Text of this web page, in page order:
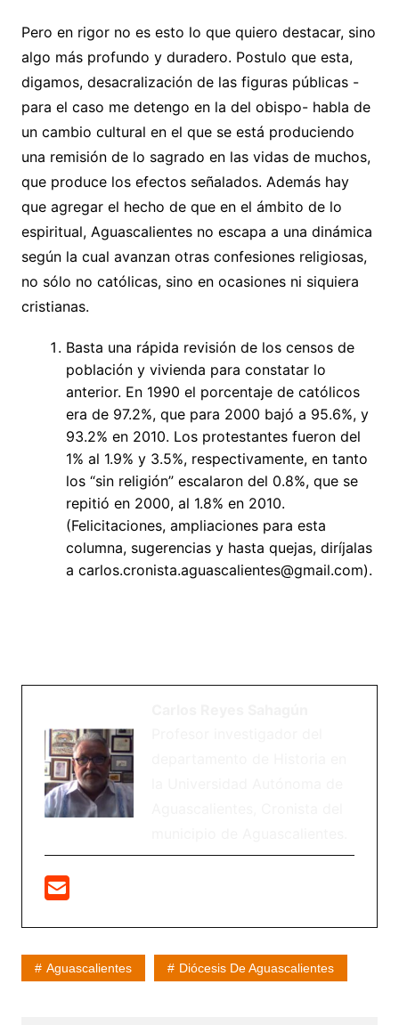
Pero en rigor no es esto lo que quiero destacar, sino
algo más profundo y duradero. Postulo que esta,
digamos, desacralización de las figuras públicas -
para el caso me detengo en la del obispo- habla de
un cambio cultural en el que se está produciendo
una remisión de lo sagrado en las vidas de muchos,
que produce los efectos señalados. Además hay
que agregar el hecho de que en el ámbito de lo
espiritual, Aguascalientes no escapa a una dinámica
según la cual avanzan otras confesiones religiosas,
no sólo no católicas, sino en ocasiones ni siquiera
cristianas.
Basta una rápida revisión de los censos de
población y vivienda para constatar lo
anterior. En 1990 el porcentaje de católicos
era de 97.2%, que para 2000 bajó a 95.6%, y
93.2% en 2010. Los protestantes fueron del
1% al 1.9% y 3.5%, respectivamente, en tanto
los “sin religión” escalaron del 0.8%, que se
repitió en 2000, al 1.8% en 2010.
(Felicitaciones, ampliaciones para esta
columna, sugerencias y hasta quejas, diríjalas
a carlos.cronista.aguascalientes@gmail.com).
Aguascalientes Diócesis De Aguascalientes